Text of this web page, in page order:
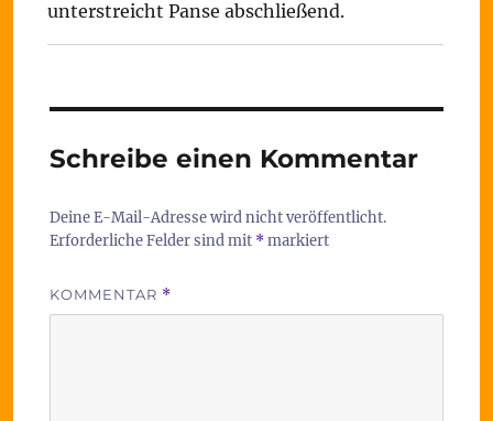
unterstreicht Panse abschließend.
Schreibe einen Kommentar
Deine E-Mail-Adresse wird nicht veröffentlicht.
Erforderliche Felder sind mit *markiert
KOMMENTAR *